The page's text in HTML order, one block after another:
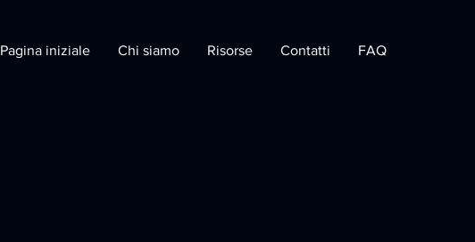
Pagina iniziale Chi siamo Risorse Contatti FAQ